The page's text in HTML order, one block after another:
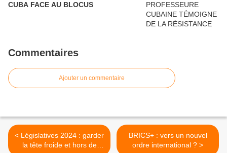
CUBA FACE AU BLOCUS
Commentaires
Ajouter un commentaire
< Législatives 2024 : garder
la tête froide et hors de
BRICS+ : vers un nouvel
ordre international ? >